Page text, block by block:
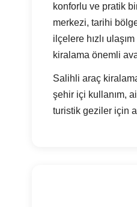
konforlu ve pratik
merkezi, tarihi
ilçelere hızlı
kiralama önemli
Salihli araç
şehir içi kullanım,
turistik geziler için